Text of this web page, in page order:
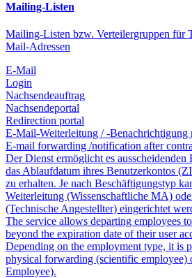
Mailing-Listen
Mailing-Listen bzw. Verteilergruppen für
Mail-Adressen
E-Mail
Login
Nachsendeauftrag
Nachsendeportal
Redirection portal
E-Mail-Weiterleitung / -Benachrichtigung
E-mail forwarding /notification after
Der Dienst ermöglicht es ausscheidenden
das Ablaufdatum ihres Benutzerkontos
zu erhalten. Je nach Beschäftigungstyp
Weiterleitung (Wissenschaftliche MA)
(Technische Angestellter) eingerichtet
The service allows departing employees
beyond the expiration date of their user
Depending on the employment type, it is
physical forwarding (scientific employee)
Employee).